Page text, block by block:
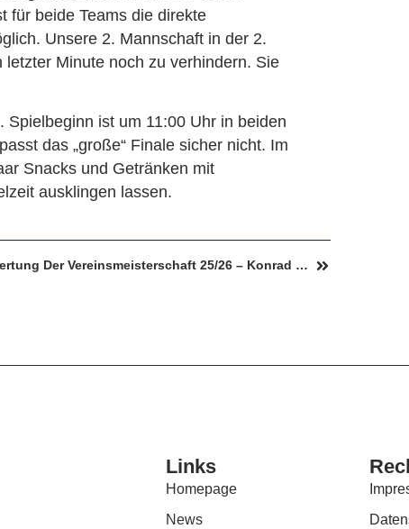
für beide Teams die direkte
Unsere 2. Mannschaft in der 2.
Minute noch zu verhindern. Sie
ist um 11:00 Uhr in beiden
das „große“ Finale sicher nicht. Im
Snacks und Getränken mit
ausklingen lassen.
Neuauswertung Der Vereinsmeisterschaft 25/26 – Konrad Händler Und Marcus Ter Steeg Auf Dem Ersten Platz
Links
Homepage
News